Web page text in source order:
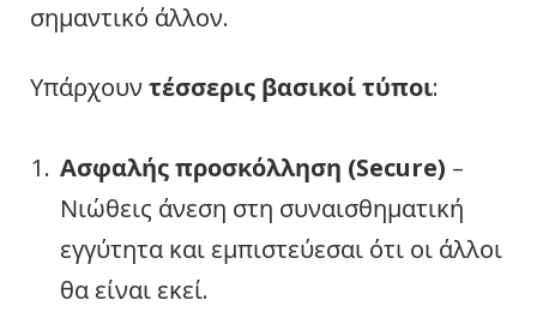
σημαντικό άλλον.
Υπάρχουν τέσσερις βασικοί τύποι:
Ασφαλής προσκόλληση (Secure) –
Νιώθεις άνεση στη συναισθηματική
εγγύτητα και εμπιστεύεσαι ότι οι άλλοι
θα είναι εκεί.